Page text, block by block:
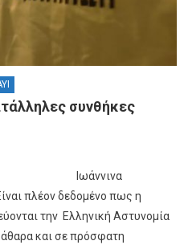
συνθήκες
Ιωάννινα
πλέον δεδομένο πως η
την Ελληνική Αστυνομία
και σε πρόσφατη